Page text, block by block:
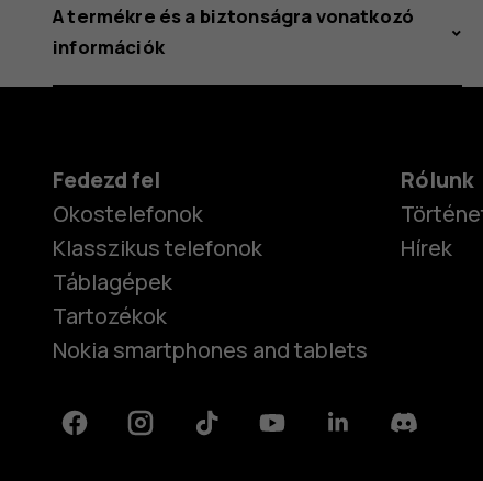
A termékre és a biztonságra vonatkozó
információk
Fedezd fel
Okostelefonok
Klasszikus telefonok
Táblagépek
Tartozékok
Nokia smartphones and tablets
Rólunk
Hírek
FacebookInstagramTiktok YoutubeLinkedinDiscord